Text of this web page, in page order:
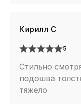
Кирилл C
5
Стильно
подошва
тяжело